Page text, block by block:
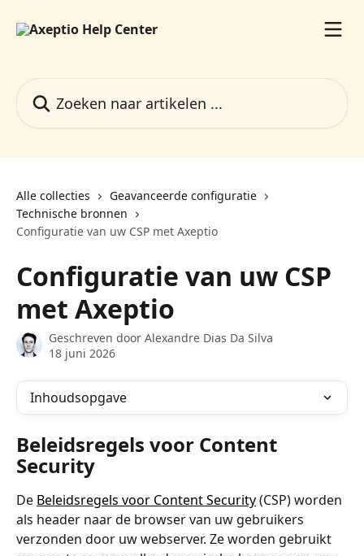
Alle collecties
Geavanceerde configuratie
Technische bronnen
Configuratie van uw CSP met Axeptio
Configuratie van uw CSP
met Axeptio
Geschreven door Alexandre Dias Da Silva
18 juni 2026
Inhoudsopgave
Beleidsregels voor Content
Security
De Beleidsregels voor Content Security (CSP) worden
als header naar de browser van uw gebruikers
verzonden door uw webserver. Ze worden gebruikt